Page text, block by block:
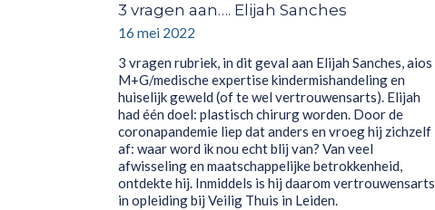
3 vragen aan…. Elijah Sanches
16 mei 2022
3 vragen rubriek, in dit geval aan Elijah Sanches, aios
M+G/medische expertise kindermishandeling en
huiselijk geweld (of te wel vertrouwensarts). Elijah
had één doel: plastisch chirurg worden. Door de
coronapandemie liep dat anders en vroeg hij zichzelf
af: waar word ik nou echt blij van? Van veel
afwisseling en maatschappelijke betrokkenheid,
ontdekte hij. Inmiddels is hij daarom vertrouwensarts
in opleiding bij Veilig Thuis in Leiden.